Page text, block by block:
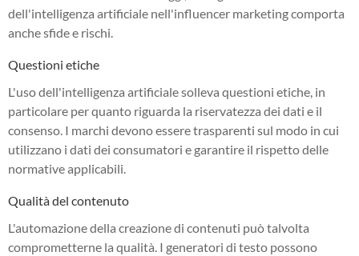
dell'intelligenza artificiale nell'influencer marketing comporta
anche sfide e rischi.
Questioni etiche
L'uso dell'intelligenza artificiale solleva questioni etiche, in
particolare per quanto riguarda la riservatezza dei dati e il
consenso. I marchi devono essere trasparenti sul modo in cui
utilizzano i dati dei consumatori e garantire il rispetto delle
normative applicabili.
Qualità del contenuto
L'automazione della creazione di contenuti può talvolta
comprometterne la qualità. I generatori di testo possono